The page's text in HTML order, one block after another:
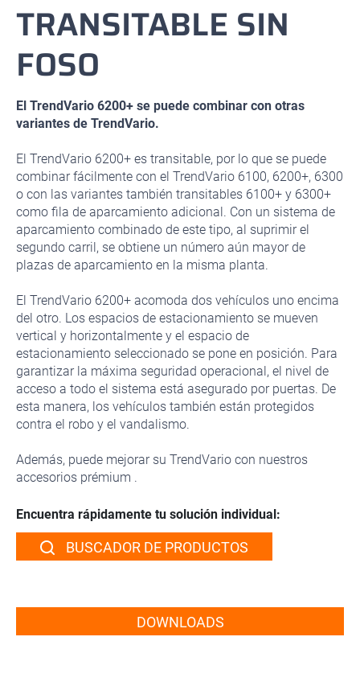
TRANSITABLE SIN
FOSO
El TrendVario 6200+ se puede combinar con otras
variantes de TrendVario.
El TrendVario 6200+ es transitable, por lo que se puede
combinar fácilmente con el TrendVario 6100, 6200+, 6300
o con las variantes también transitables 6100+ y 6300+
como fila de aparcamiento adicional. Con un sistema de
aparcamiento combinado de este tipo, al suprimir el
segundo carril, se obtiene un número aún mayor de
plazas de aparcamiento en la misma planta.
El TrendVario 6200+ acomoda dos vehículos uno encima
del otro. Los espacios de estacionamiento se mueven
vertical y horizontalmente y el espacio de
estacionamiento seleccionado se pone en posición. Para
garantizar la máxima seguridad operacional, el nivel de
acceso a todo el sistema está asegurado por puertas. De
esta manera, los vehículos también están protegidos
contra el robo y el vandalismo.
Además, puede mejorar su TrendVario con nuestros
accesorios prémium .
Encuentra rápidamente tu solución individual:
BUSCADOR DE PRODUCTOS
DOWNLOADS